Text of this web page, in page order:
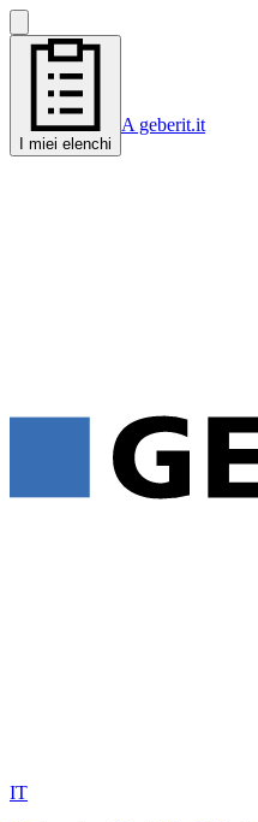
I miei elenchi
A geberit.it
IT